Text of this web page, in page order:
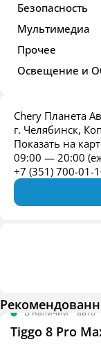
Безопасность
Мультимедиа
Прочее
Освещение и
Chery Планета
г. Челябинск,
Показать на
09:00 — 20:00
+7 (351) 700-01-
В наличии·авто
Tiggo 8 Pro